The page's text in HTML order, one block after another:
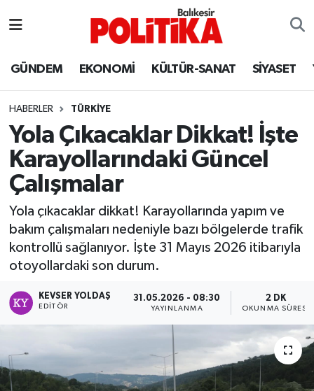
GÜNDEM EKONOMİ KÜLTÜR-SANAT SİYASET
HABERLER TÜRKİYE
Yola Çıkacaklar Dikkat! İşte
Karayollarındaki Güncel
Çalışmalar
Yola çıkacaklar dikkat! Karayollarında yapım ve
bakım çalışmaları nedeniyle bazı bölgelerde trafik
kontrollü sağlanıyor. İşte 31 Mayıs 2026 itibarıyla
otoyollardaki son durum.
KEVSER YOLDAŞ
EDITÖR
31.05.2026 - 08:30
YAYINLANMA
2 DK
OKUNMA SÜRESI
Ayvalık
Balya
Bandırma
Bigadiç
BİYOGRAFİLER
Burhaniye
ÇEVRE
Dursunbey
Balıkesir Hava Durumu
Balıkesir Namaz Vakitleri
Balıkesir Trafik Yoğunluk Haritası
Süper Lig Puan Durumu ve Fikstür
Tüm Manşetler
Son Dakika Haberleri
Haber Arşivi